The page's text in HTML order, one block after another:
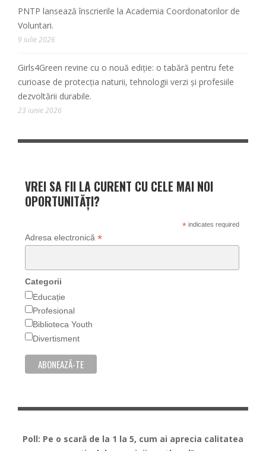
PNTP lansează înscrierile la Academia Coordonatorilor de
Voluntari.
9 iulie 2026
Girls4Green revine cu o nouă ediție: o tabără pentru fete
curioase de protecția naturii, tehnologii verzi și profesiile
dezvoltării durabile.
23 iunie 2026
VREI SA FII LA CURENT CU CELE MAI NOI
OPORTUNITĂȚI?
*indicates required
Adresa electronică *
Categorii
Educație
Profesional
Biblioteca Youth
Divertisment
Poll: Pe o scară de la 1 la 5, cum ai aprecia calitatea